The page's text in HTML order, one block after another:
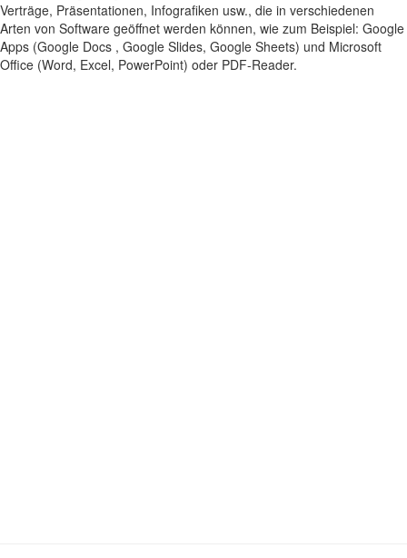
Verträge, Präsentationen, Infografiken usw., die in verschiedenen
Arten von Software geöffnet werden können, wie zum Beispiel: Google
Apps (Google Docs , Google Slides, Google Sheets) und Microsoft
Office (Word, Excel, PowerPoint) oder PDF-Reader.